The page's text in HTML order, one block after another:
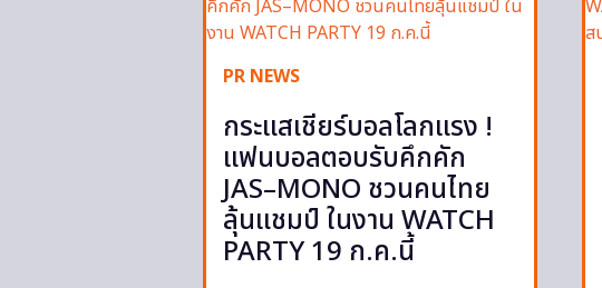
PR NEWS
กระแสเชียร์บอลโลกแรง !
แฟนบอลตอบรับคึกคัก
JAS–MONO ชวนคนไทย
ลุ้นแชมป์ ในงาน WATCH
PARTY 19 ก.ค.นี้